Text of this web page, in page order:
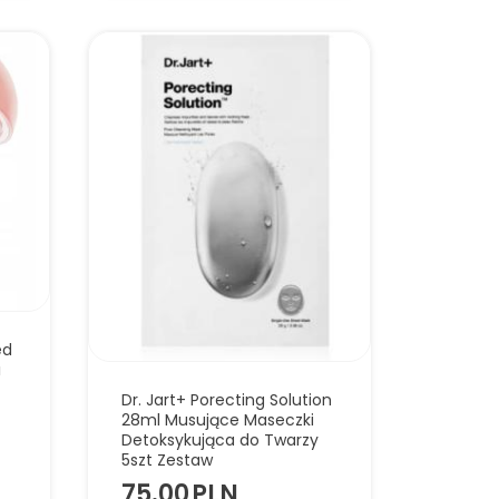
Dr. Jart+ Porecting Solution
28ml Musujące Maseczki
Detoksykująca do Twarzy
5szt Zestaw